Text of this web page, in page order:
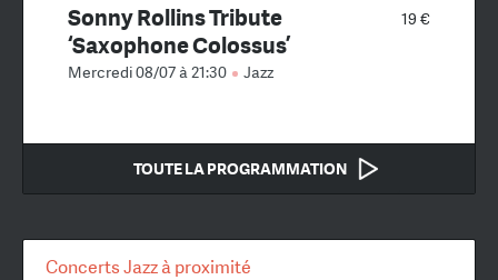
19 €
Sonny Rollins Tribute
‘Saxophone Colossus’
Mercredi 08/07 à 21:30 Jazz
TOUTE LA PROGRAMMATION
Concerts Jazz à proximité